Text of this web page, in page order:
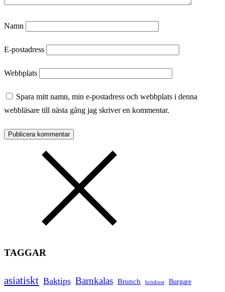
Namn
E-postadress
Webbplats
Spara mitt namn, min e-postadress och webbplats i denna
webbläsare till nästa gång jag skriver en kommentar.
TAGGAR
asiatiskt Baktips Barnkalas Brunch brödrest Burgare